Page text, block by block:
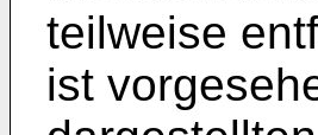
teilweise
ist